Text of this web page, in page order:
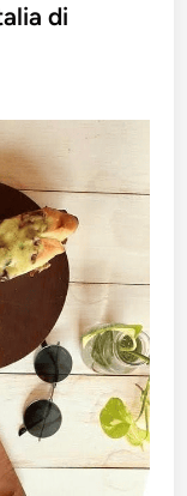
di